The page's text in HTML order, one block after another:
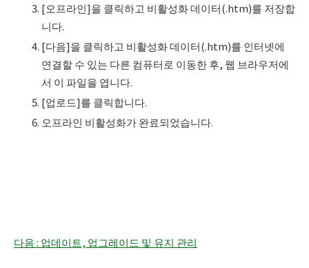
[오프라인]을 클릭하고 비활성화 데이터(.htm)를 저장합
니다.
[다음]을 클릭하고 비활성화 데이터(.htm)를 인터넷에
연결할 수 있는 다른 컴퓨터로 이동한 후, 웹 브라우저에
서 이 파일을 엽니다.
[업로드]를 클릭합니다.
오프라인 비활성화가 완료되었습니다.
다음 : 업데이트, 업그레이드 및 유지 관리